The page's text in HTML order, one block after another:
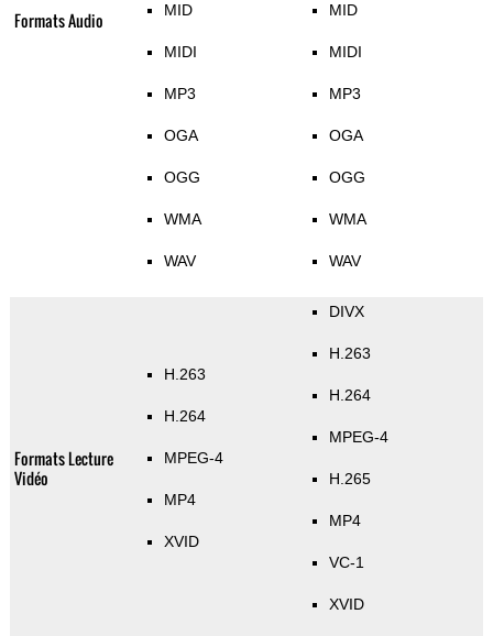
Formats Audio MID
MIDI
MP3
OGA
OGG
WMA
WAV
MID
MIDI
MP3
OGA
OGG
WMA
WAV
Formats Lecture
Vidéo
H.263
H.264
MPEG-4
MP4
XVID
DIVX
H.263
H.264
MPEG-4
H.265
MP4
VC-1
XVID